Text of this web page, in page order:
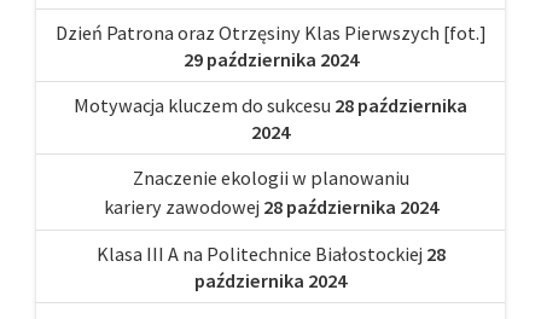
Dzień Patrona oraz Otrzęsiny Klas Pierwszych [fot.]
29 października 2024
Motywacja kluczem do sukcesu 28 października
2024
Znaczenie ekologii w planowaniu
kariery zawodowej 28 października 2024
Klasa III A na Politechnice Białostockiej 28
października 2024